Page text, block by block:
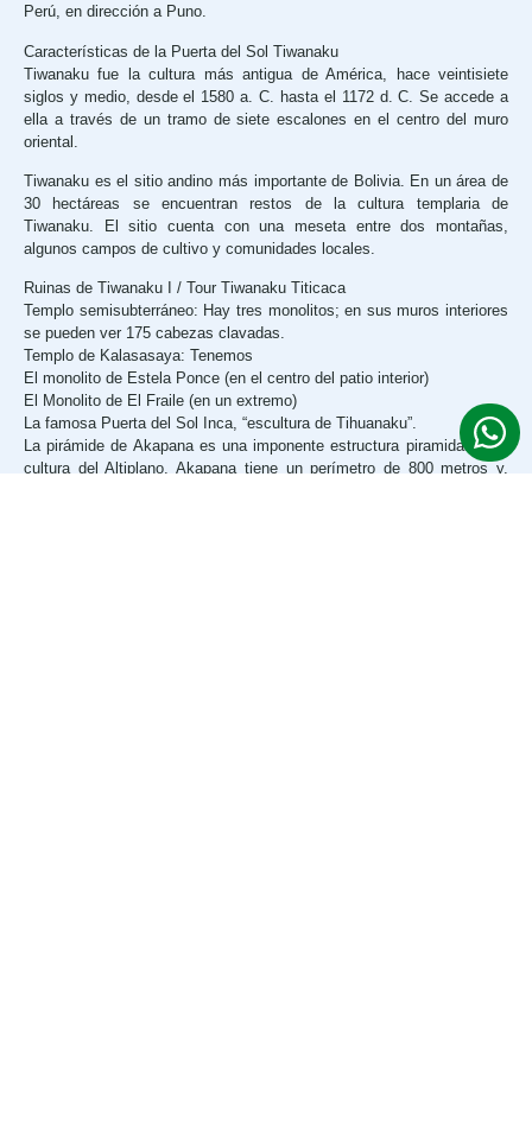
Perú, en dirección a Puno.
Características de la Puerta del Sol Tiwanaku
Tiwanaku fue la cultura más antigua de América, hace veintisiete
siglos y medio, desde el 1580 a. C. hasta el 1172 d. C. Se accede a
ella a través de un tramo de siete escalones en el centro del muro
oriental.
Tiwanaku es el sitio andino más importante de Bolivia. En un área de
30 hectáreas se encuentran restos de la cultura templaria de
Tiwanaku. El sitio cuenta con una meseta entre dos montañas,
algunos campos de cultivo y comunidades locales.
Ruinas de Tiwanaku I / Tour Tiwanaku Titicaca
Templo semisubterráneo: Hay tres monolitos; en sus muros interiores
se pueden ver 175 cabezas clavadas.
Templo de Kalasasaya: Tenemos
El monolito de Estela Ponce (en el centro del patio interior)
El Monolito de El Fraile (en un extremo)
La famosa Puerta del Sol Inca, “escultura de Tihuanaku”.
La pirámide de Akapana es una imponente estructura piramidal de la
cultura del Altiplano. Akapana tiene un perímetro de 800 metros y,